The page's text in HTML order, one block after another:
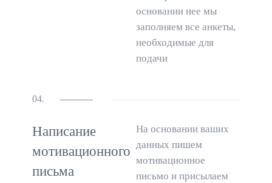
основании нее мы
заполняем все анкеты,
необходимые для
подачи
04.
Написание
мотивационного
письма
На основании ваших
данных пишем
мотивационное
письмо и присылаем